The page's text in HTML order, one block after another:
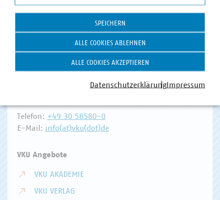
Hausanschrift und Kontakt
VKU-Hauptgeschäftsstelle
Telefon: +49 30 58580-0
E-Mail: info(at)vku(dot)de
VKU Angebote
VKU AKADEMIE
VKU VERLAG
Statistik
SPEICHERN
ALLE COOKIES ABLEHNEN
ALLE COOKIES AKZEPTIEREN
DatenschutzerklärungImpressum